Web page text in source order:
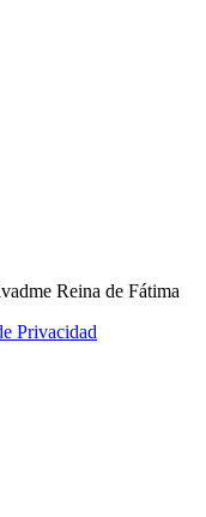
Reina de Fátima
Privacidad